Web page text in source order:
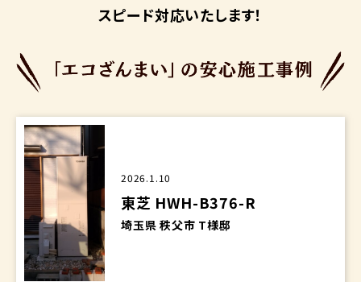
スピード対応いたします！
2026.1.10
東芝 HWH-B376-R
埼玉県 秩父市 T様邸